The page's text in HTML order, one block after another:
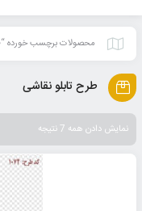
محصولات برچسب خورده
طرح تابلو نقاشی
نمایش دادن همه 7 نتیجه